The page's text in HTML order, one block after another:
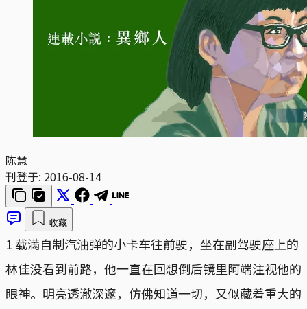
陈慧
刊登于: 2016-08-14
收藏
1 载满自制汽油弹的小卡车往前驶，坐在副驾驶座上的
林佳没看到前路，他一直在回想倒后镜里阿端注视他的
眼神。明亮透澈深邃，仿佛知道一切，又似藏着重大的